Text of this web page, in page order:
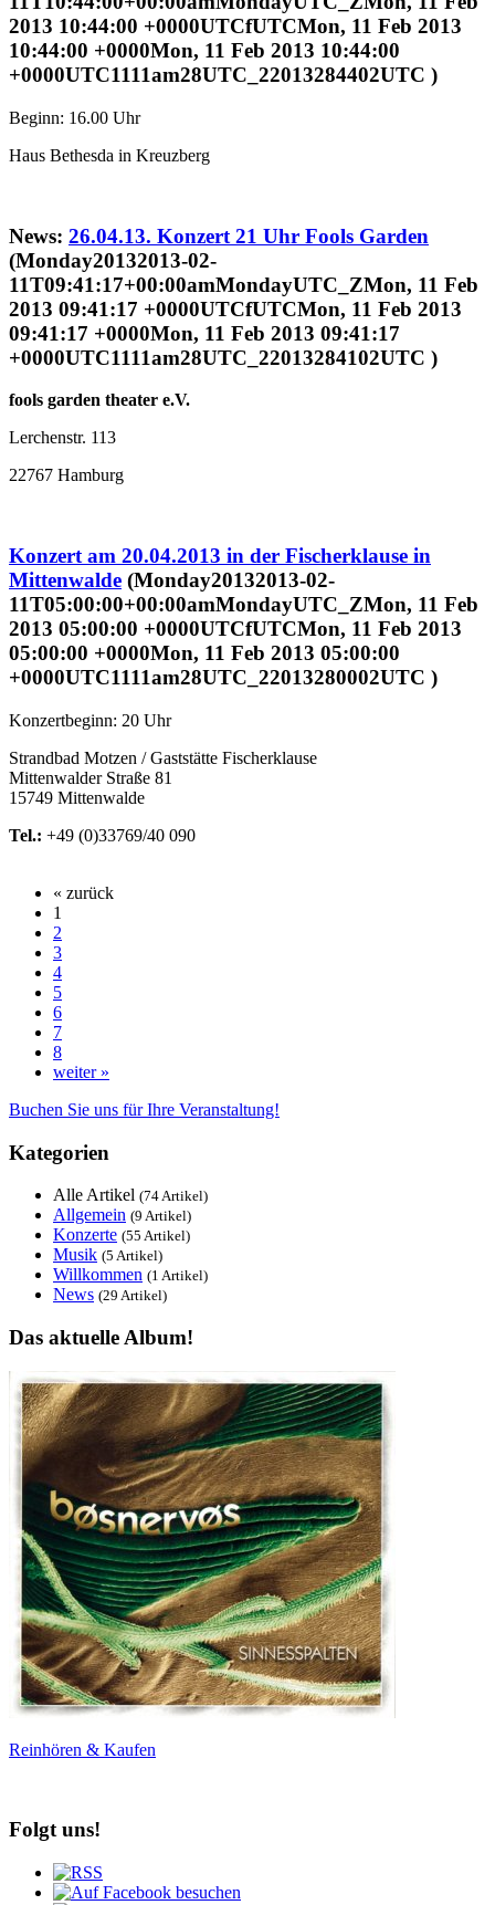
2013 10:44:00 +0000UTCfUTCMon, 11 Feb 2013
10:44:00 +0000Mon, 11 Feb 2013 10:44:00
+0000UTC1111am28UTC_22013284402UTC )
Beginn: 16.00 Uhr
Haus Bethesda in Kreuzberg
News: 26.04.13. Konzert 21 Uhr Fools Garden
(Monday20132013-02-
11T09:41:17+00:00amMondayUTC_ZMon, 11 Feb
2013 09:41:17 +0000UTCfUTCMon, 11 Feb 2013
09:41:17 +0000Mon, 11 Feb 2013 09:41:17
+0000UTC1111am28UTC_22013284102UTC )
fools garden theater e.V.
Lerchenstr. 113
22767 Hamburg
Konzert am 20.04.2013 in der Fischerklause in
Mittenwalde (Monday20132013-02-
11T05:00:00+00:00amMondayUTC_ZMon, 11 Feb
2013 05:00:00 +0000UTCfUTCMon, 11 Feb 2013
05:00:00 +0000Mon, 11 Feb 2013 05:00:00
+0000UTC1111am28UTC_22013280002UTC )
Konzertbeginn: 20 Uhr
Strandbad Motzen / Gaststätte Fischerklause
Mittenwalder Straße 81
15749 Mittenwalde
Tel.: +49 (0)33769/40 090
« zurück
1
2
3
4
5
6
7
8
weiter »
Buchen Sie uns für Ihre Veranstaltung!
Kategorien
Alle Artikel (74 Artikel)
Allgemein (9 Artikel)
Konzerte (55 Artikel)
Musik (5 Artikel)
Willkommen (1 Artikel)
News (29 Artikel)
Das aktuelle Album!
Reinhören & Kaufen
Folgt uns!